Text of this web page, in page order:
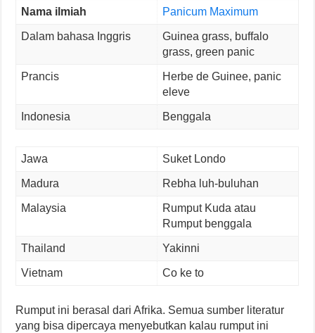
Nama ilmiah Panicum Maximum
Dalam bahasa Inggris
Guinea grass, buffalo
grass, green panic
Prancis
Herbe de Guinee, panic
eleve
Indonesia Benggala
Jawa Suket Londo
Madura Rebha luh-buluhan
Malaysia
Rumput Kuda atau
Rumput benggala
Thailand Yakinni
Vietnam Co ke to
Rumput ini berasal dari Afrika. Semua sumber literatur
yang bisa dipercaya menyebutkan kalau rumput ini